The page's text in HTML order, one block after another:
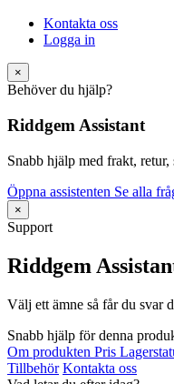
Kontakta oss
Logga in
×
Behöver du hjälp?
Riddgem Assistant
Snabb hjälp med frakt,
Öppna assistenten Se alla
×
Support
Riddgem
Välj ett ämne så får du svar
Snabb hjälp för denna
Om produkten Pris
Tillbehör Kontakta oss